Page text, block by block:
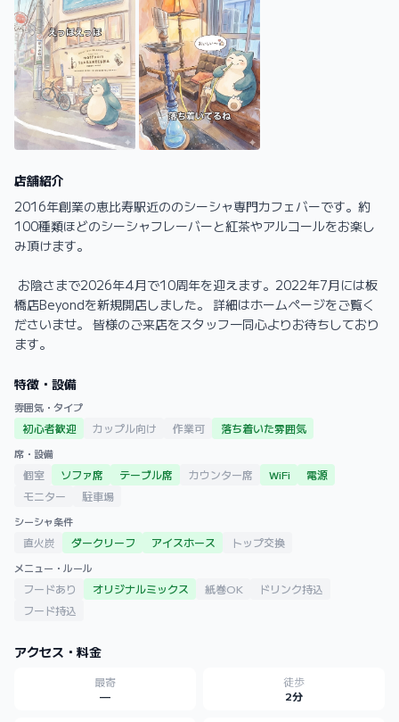
店舗紹介
2016年創業の恵比寿駅近ののシーシャ専門カフェバーです。約
100種類ほどのシーシャフレーバーと紅茶やアルコールをお楽し
み頂けます。
橋店Beyondを新規開店しました。 詳細はホームページをご覧く
ださいませ。 皆様のご来店をスタッフ一同心よりお待ちしており
ます。
特徴・設備
雰囲気・タイプ
初心者歓迎 カップル向け 作業可 落ち着いた雰囲気
席・設備
個室 ソファ席 テーブル席 カウンター席 WiFi
電源
モニター
駐車場
シーシャ条件
直火炭 ダークリーフ アイスホース トップ交換
メニュー・ルール
フードあり オリジナルミックス 紙巻OK
ドリンク持込
フード持込
アクセス・料金
最寄
—
徒歩
2分